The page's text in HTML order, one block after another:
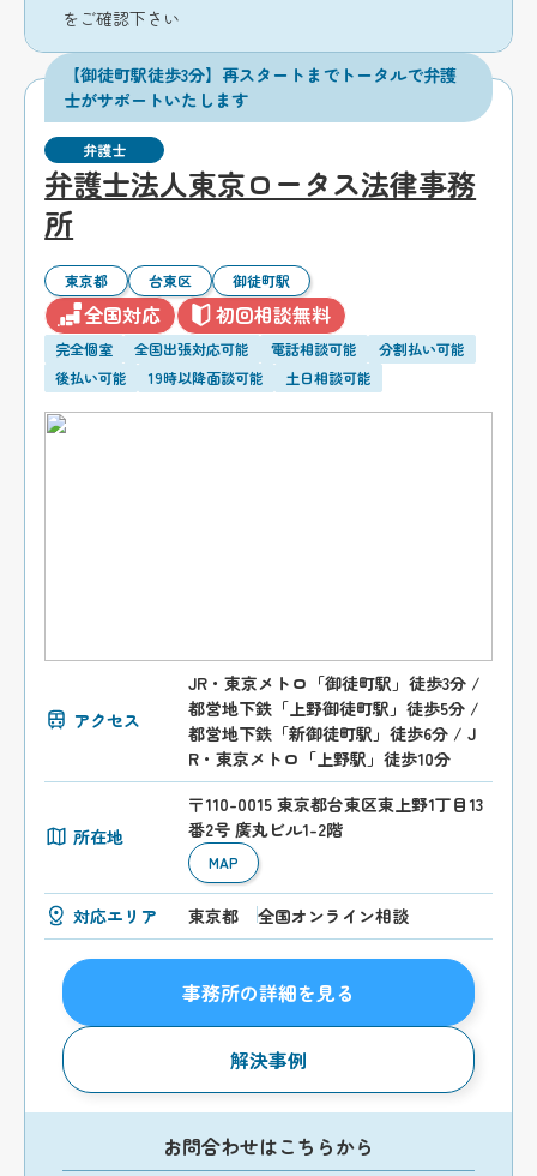
をご確認下さい
【御徒町駅徒歩3分】再スタートまでトータルで弁護
士がサポートいたします
弁護士
弁護士法人東京ロータス法律事務
所
東京都 台東区 御徒町駅
全国対応 初回相談無料
完全個室 全国出張対応可能 電話相談可能
分割払い可能
後払い可能
19時以降面談可能 土日相談可能
アクセス
JR・東京メトロ「御徒町駅」徒歩3分 /
都営地下鉄「上野御徒町駅」徒歩5分 /
都営地下鉄「新御徒町駅」徒歩6分 / J
R・東京メトロ「上野駅」徒歩10分
所在地
〒110-0015 東京都台東区東上野1丁目13
番2号 廣丸ビル1-2階
MAP
対応エリア 東京都 全国オンライン相談
事務所の詳細を見る
解決事例
お問合わせはこちらから